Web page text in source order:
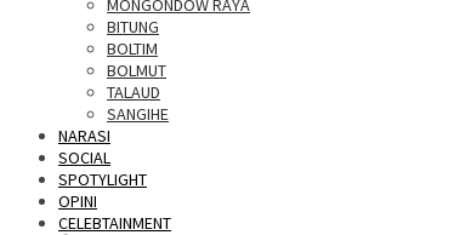
MONGONDOW RAYA
BITUNG
BOLTIM
BOLMUT
TALAUD
SANGIHE
NARASI
SOCIAL
SPOTYLIGHT
OPINI
CELEBTAINMENT